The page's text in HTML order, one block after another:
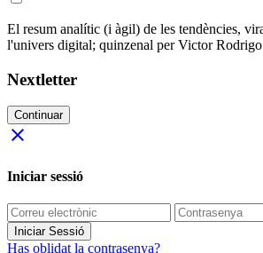
El resum analític (i àgil) de les tendències,
l'univers digital; quinzenal per Victor Rodrigo
Nextletter
Continuar
close
Iniciar sessió
Iniciar Sessió
Has oblidat la contrasenya?